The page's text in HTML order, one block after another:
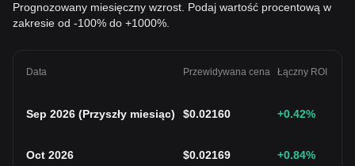
Prognozowany miesięczny wzrost. Podaj wartość procentową w
zakresie od -100% do +1000%.
Data Przewidywana cena Łączny ROI
Sep 2026 (Przyszły miesiąc) $0.02160 +0.42%
Oct 2026 $0.02169 +0.84%